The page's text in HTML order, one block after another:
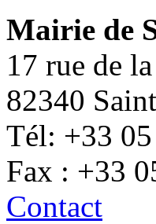
Mairie de
17 rue de
82340
Tél: +33
Fax : +33
Contact